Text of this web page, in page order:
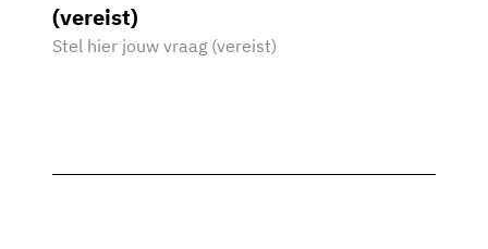
(vereist)